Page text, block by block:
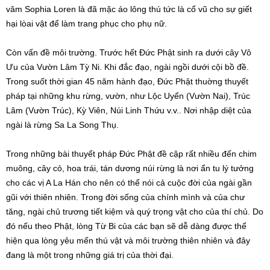
văm Sophia Loren là đã mặc áo lông thú tức là cổ vũ cho sự giết
hại lòai vật để làm trang phục cho phụ nữ.
Còn vấn đề môi trường. Trước hết Đức Phật sinh ra dưới cây Vô
Ưu của Vườn Lâm Tỳ Ni. Khi đắc đạo, ngài ngồi dưới cội bồ đề.
Trong suốt thời gian 45 năm hành đạo, Đức Phật thuờng thuyết
pháp tại những khu rừng, vườn, như Lộc Uyển (Vườn Nai), Trúc
Lâm (Vườn Trúc), Kỳ Viên, Núi Linh Thứu v.v.. Nơi nhập diệt của
ngài là rừng Sa La Song Thụ.
Trong những bài thuyết pháp Đức Phật đề cập rất nhiều đến chim
muông, cây cỏ, hoa trái, tán dương núi rừng là nơi ẩn tu lý tưởng
cho các vị A La Hán cho nên có thể nói cả cuộc đời của ngài gần
gũi với thiên nhiên. Trong đời sống của chính mình và của chư
tăng, ngài chủ trương tiết kiệm và quý trọng vật cho của thí chủ. Do
đó nếu theo Phật, lòng Từ Bi của các bạn sẽ dễ dàng được thể
hiện qua lòng yêu mến thú vật và môi trường thiên nhiên và đây
đang là một trong những giá trị của thời đại.